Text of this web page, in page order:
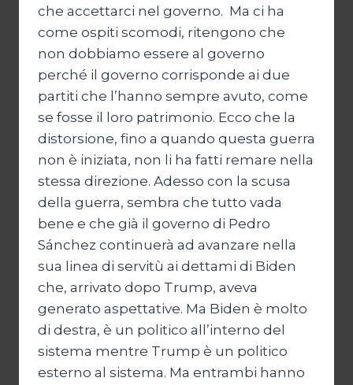
che accettarci nel governo. Ma ci ha
come ospiti scomodi, ritengono che
non dobbiamo essere al governo
perché il governo corrisponde ai due
partiti che l’hanno sempre avuto, come
se fosse il loro patrimonio. Ecco che la
distorsione, fino a quando questa guerra
non è iniziata, non li ha fatti remare nella
stessa direzione. Adesso con la scusa
della guerra, sembra che tutto vada
bene e che già il governo di Pedro
Sánchez continuerà ad avanzare nella
sua linea di servitù ai dettami di Biden
che, arrivato dopo Trump, aveva
generato aspettative. Ma Biden è molto
di destra, è un politico all’interno del
sistema mentre Trump è un politico
esterno al sistema. Ma entrambi hanno